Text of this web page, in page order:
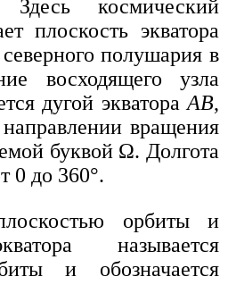
космический
плоскость экватора
полушария в
восходящего узла
дугой экватора АВ,
вращения
буквой Ω. Долгота
0 до 360°.
орбиты и
называется
и обозначается